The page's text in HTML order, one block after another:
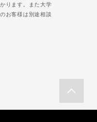
ります。また大学
お客様は別途相談